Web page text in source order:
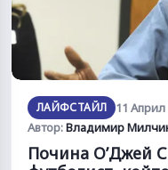
ЛАЙФСТАЙЛ
11 Април
Автор:Владимир
Почина О’Джей